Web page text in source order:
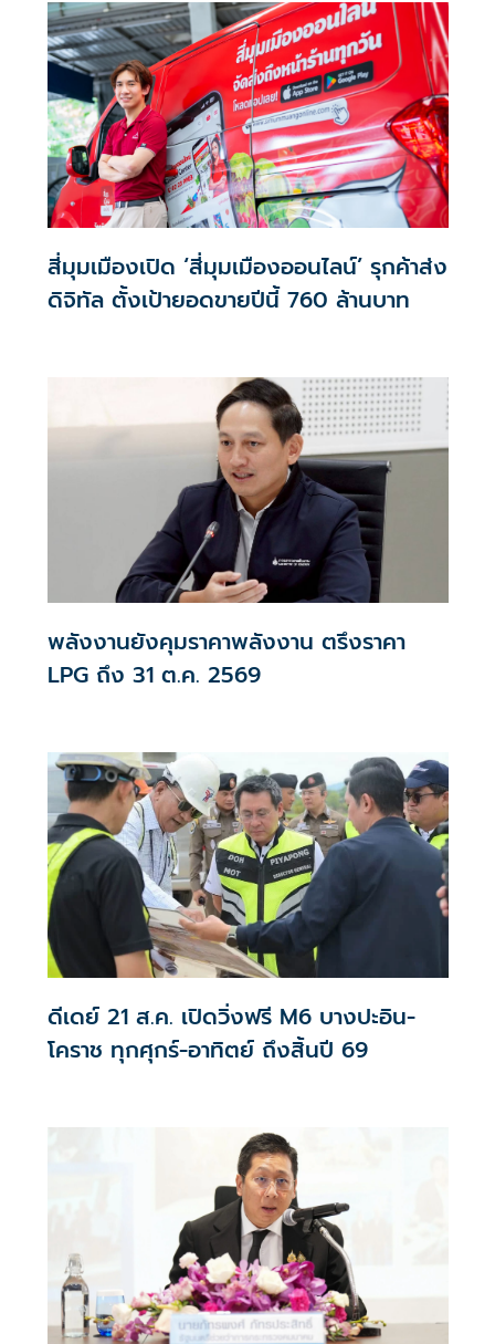
สี่มุมเมืองเปิด ‘สี่มุมเมืองออนไลน์’ รุกค้าส่ง
ดิจิทัล ตั้งเป้ายอดขายปีนี้ 760 ล้านบาท
พลังงานยังคุมราคาพลังงาน ตรึงราคา
LPG ถึง 31 ต.ค. 2569
ดีเดย์ 21 ส.ค. เปิดวิ่งฟรี M6 บางปะอิน-
โคราช ทุกศุกร์-อาทิตย์ ถึงสิ้นปี 69